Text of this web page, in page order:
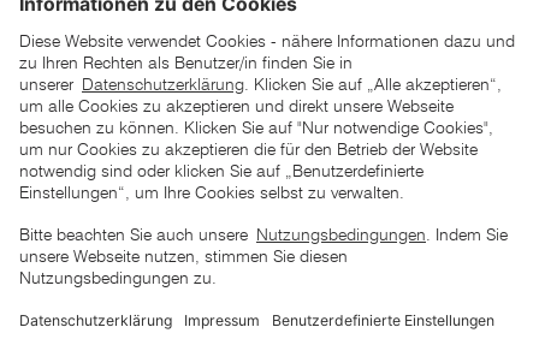
*der "statt"-Preis ist der niedrigste von uns in den letzten 30
Tagen vor Beginn dieser Aktion verlangte Preis
unter den UVP Preisen auf dieser Website sind die
zu verstehen